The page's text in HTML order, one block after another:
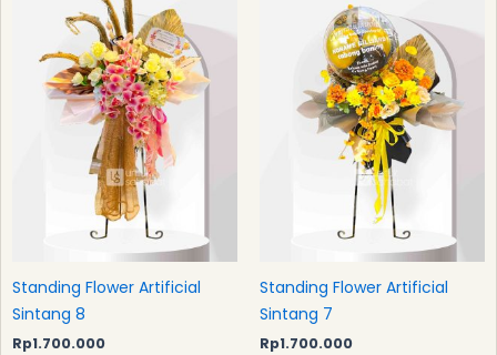
Standing Flower Artificial
Sintang 8
Rp1.700.000
Standing Flower Artificial
Sintang 7
Rp1.700.000